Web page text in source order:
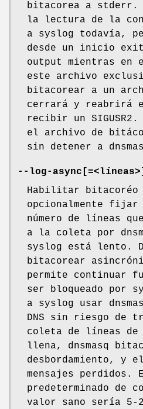
bitacorea a stderr.
la lectura de la
a syslog todavía,
desde un inicio
output mientras en
este archivo
bitacorear a un
cerrará y reabrirá
recibir un
el archivo de
sin detener a
--log-async[=<líneas>]
Habilitar bitacoréo
opcionalmente
número de líneas
a la coleta por
syslog está lento.
bitacorear
permite continuar
ser bloqueado por
a syslog usar
DNS sin riesgo de
coleta de líneas de
llena, dnsmasq
desbordamiento, y
mensajes perdidos.
predeterminado de
valor sano sería